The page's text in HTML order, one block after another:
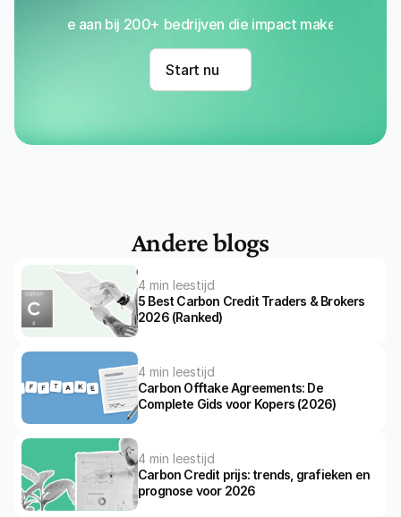
Sluit je aan bij 200+ bedrijven die impact maken met
Start nu
Andere blogs
4 min leestijd
5 Best Carbon Credit Traders & Brokers
2026 (Ranked)
4 min leestijd
Carbon Offtake Agreements: De
Complete Gids voor Kopers (2026)
4 min leestijd
Carbon Credit prijs: trends, grafieken en
prognose voor 2026